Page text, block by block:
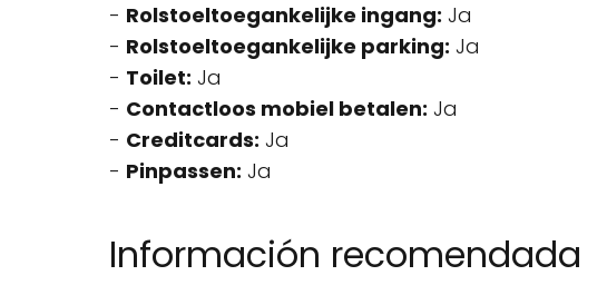
- Rolstoeltoegankelijke ingang: Ja
- Rolstoeltoegankelijke parking: Ja
- Toilet: Ja
- Contactloos mobiel betalen: Ja
- Creditcards: Ja
- Pinpassen: Ja
Información recomendada